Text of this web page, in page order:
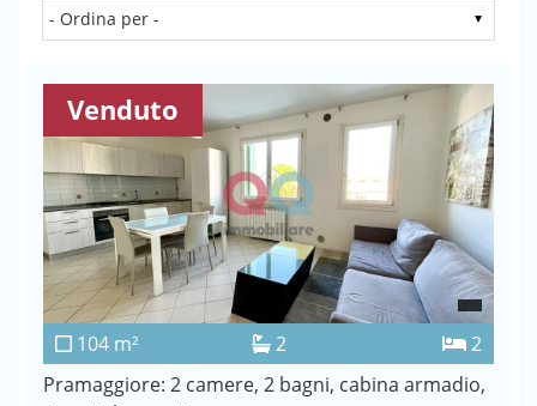
Venduto
104 m² 2
2
Pramaggiore: 2 camere, 2 bagni, cabina armadio,